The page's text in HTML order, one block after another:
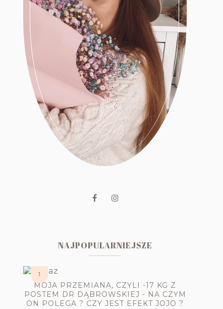
NAJPOPULARNIEJSZE
MOJA PRZEMIANA, CZYLI -17 KG Z
POSTEM DR DĄBROWSKIEJ - NA CZYM
ON POLEGA ? CZY JEST EFEKT JOJO ?